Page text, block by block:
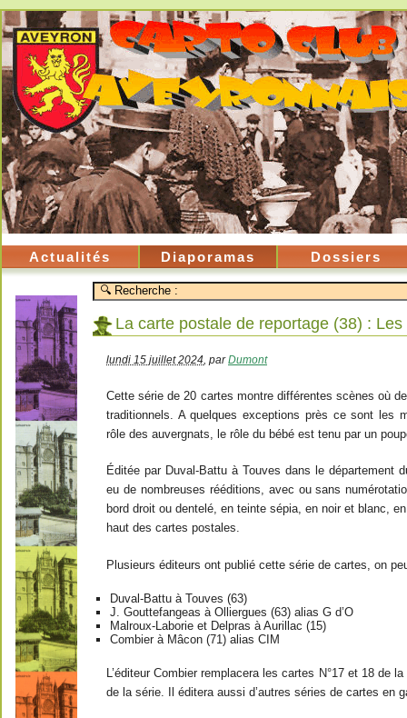
Actualités Diaporamas Dossiers
La carte postale de reportage (38) :
lundi 15 juillet 2024 parDumont
Cette série de 20 cartes montre différentes scènes où
traditionnels. A quelques exceptions près ce sont les
rôle des auvergnats, le rôle du bébé est tenu par un
Éditée par Duval-Battu à Touves dans le département
eu de nombreuses rééditions, avec ou sans
bord droit ou dentelé, en teinte sépia, en noir et blanc,
haut des cartes postales.
Plusieurs éditeurs ont publié cette série de cartes, on
Duval-Battu à Touves (63)
J. Gouttefangeas à Olliergues (63) alias G d’O
Malroux-Laborie et Delpras à Aurillac (15)
Combier à Mâcon (71) alias CIM
L’éditeur Combier remplacera les cartes N°17 et 18 de
de la série. Il éditera aussi d’autres séries de cartes en